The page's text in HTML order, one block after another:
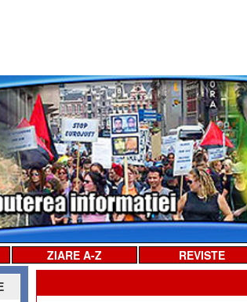
ZIARE A-Z REVISTE